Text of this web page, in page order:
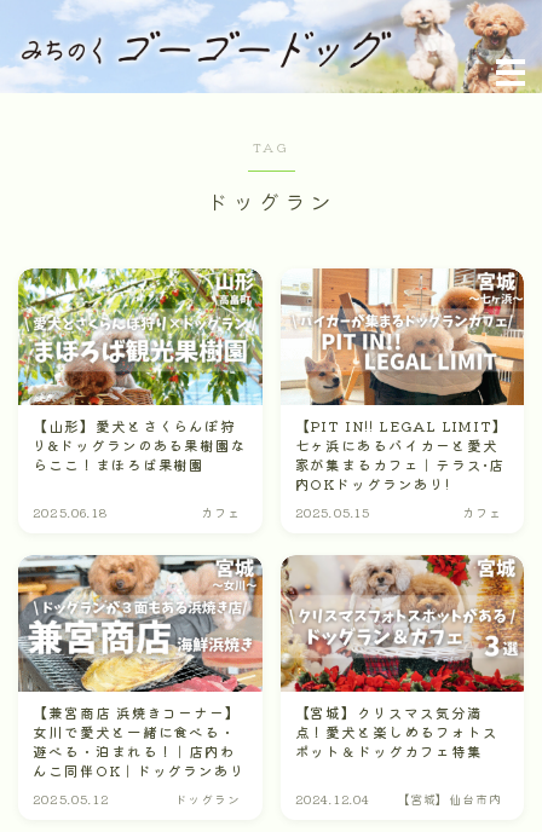
みちのくゴーゴードッグ
MENU
お問い合わせメッセージ
TAG
ドッグラン
【山形】愛犬とさくらんぼ狩
り&ドッグランのある果樹園な
らここ！まほろば果樹園
2025.06.18 カフェ
【PIT IN!! LEGAL LIMIT】
七ヶ浜にあるバイカーと愛犬
家が集まるカフェ｜テラス•店
内OKドッグランあり!
2025.05.15 カフェ
【兼宮商店 浜焼きコーナー】
女川で愛犬と一緒に食べる・
遊べる・泊まれる！｜店内わ
んこ同伴OK｜ドッグランあり
2025.05.12 ドッグラン
【宮城】クリスマス気分満
点！愛犬と楽しめるフォトス
ポット＆ドッグカフェ特集
2024.12.04 【宮城】仙台市内